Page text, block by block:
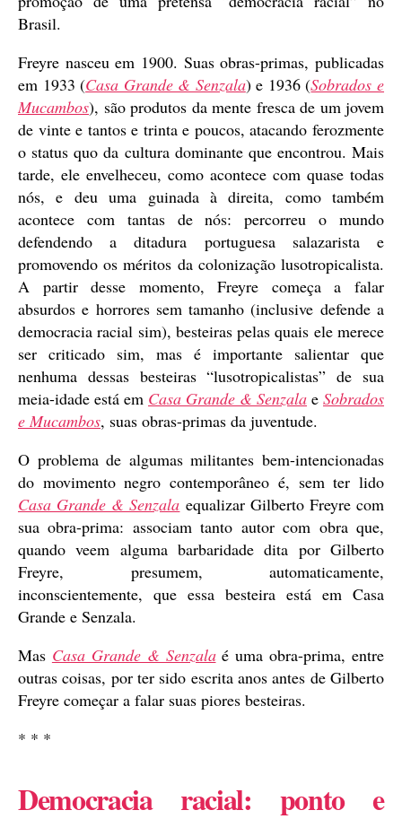
Brasil.
Freyre nasceu em 1900. Suas obras-primas, publicadas
em 1933 (Casa Grande & Senzala) e 1936 (Sobrados e
Mucambos), são produtos da mente fresca de um jovem
de vinte e tantos e trinta e poucos, atacando ferozmente
o status quo da cultura dominante que encontrou. Mais
tarde, ele envelheceu, como acontece com quase todas
nós, e deu uma guinada à direita, como também
acontece com tantas de nós: percorreu o mundo
defendendo a ditadura portuguesa salazarista e
promovendo os méritos da colonização lusotropicalista.
A partir desse momento, Freyre começa a falar
absurdos e horrores sem tamanho (inclusive defende a
democracia racial sim), besteiras pelas quais ele merece
ser criticado sim, mas é importante salientar que
nenhuma dessas besteiras “lusotropicalistas” de sua
meia-idade está em Casa Grande & Senzala e Sobrados
e Mucambos, suas obras-primas da juventude.
O problema de algumas militantes bem-intencionadas
do movimento negro contemporâneo é, sem ter lido
Casa Grande & Senzala equalizar Gilberto Freyre com
sua obra-prima: associam tanto autor com obra que,
quando veem alguma barbaridade dita por Gilberto
Freyre, presumem, automaticamente,
inconscientemente, que essa besteira está em Casa
Grande e Senzala.
Mas Casa Grande & Senzalaé uma obra-prima, entre
outras coisas, por ter sido escrita anos antes de Gilberto
Freyre começar a falar suas piores besteiras.
* * *
Democracia racial: ponto e